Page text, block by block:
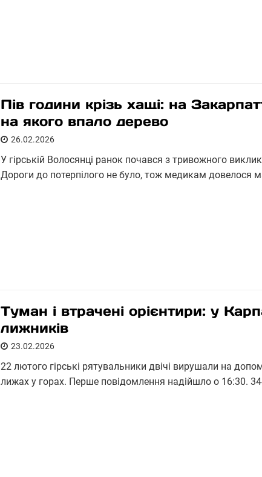
Пів години крізь хащі: на
на якого впало дерево
26.02.2026
У гірській Волосянці ранок почався з тривожного
Дороги до потерпілого не було, тож медикам довелося
Туман і втрачені орієнтири: у
лижників
23.02.2026
22 лютого гірські рятувальники двічі вирушали на
лижах у горах. Перше повідомлення надійшло о 16:30.